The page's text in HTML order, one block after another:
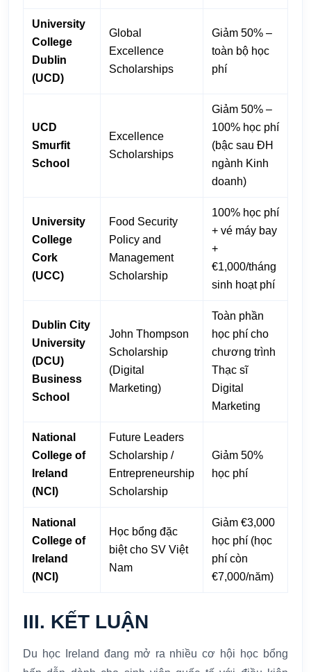
University
College
Dublin
(UCD)
Global
Excellence
Scholarships
Giảm 50% –
toàn bộ học
phí
UCD
Smurfit
School
Excellence
Scholarships
Giảm 50% –
100% học phí
(bậc sau ĐH
ngành Kinh
doanh)
University
College
Cork
(UCC)
Food Security
Policy and
Management
Scholarship
100% học phí
+ vé máy bay
+
€1,000/tháng
sinh hoạt phí
Dublin City
University
(DCU)
Business
School
John Thompson
Scholarship
(Digital
Marketing)
Toàn phần
học phí cho
chương trình
Thạc sĩ
Digital
Marketing
National
College of
Ireland
(NCI)
Future Leaders
Scholarship /
Entrepreneurship
Scholarship
Giảm 50%
học phí
National
College of
Ireland
(NCI)
Học bổng đặc
biệt cho SV Việt
Nam
Giảm €3,000
học phí (học
phí còn
€7,000/năm)
III. KẾT LUẬN
Du học Ireland đang mở ra nhiều cơ hội học bổng